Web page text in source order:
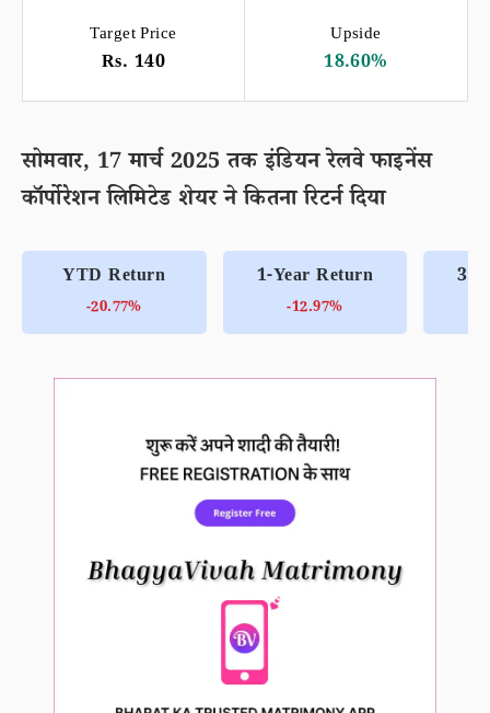
Target Price
Rs. 140
Upside
18.60%
सोमवार, 17 मार्च 2025 तक इंडियन रेलवे फाइनेंस
कॉर्पोरेशन लिमिटेड शेयर ने कितना रिटर्न दिया
YTD Return
-20.77%
1-Year Return
-12.97%
3-